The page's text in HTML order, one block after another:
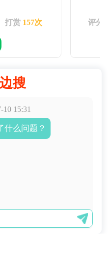
打赏 157次 评分
搜
10 15:31
什么问题？